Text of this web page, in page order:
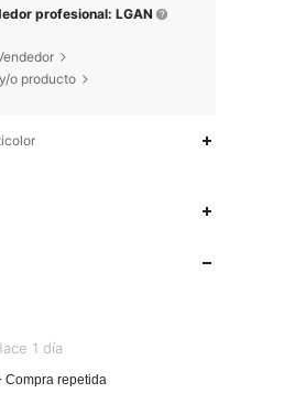
profesional: LGAN
o producto
1 día
Compra repetida